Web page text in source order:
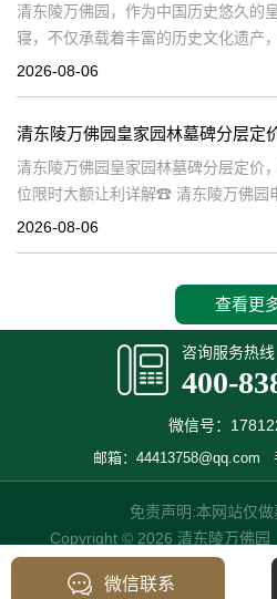
清东陵万佛园，作为中国历史悠久的
寝，不仅承载着丰富的历史文化遗产
们缅怀先人、寄托哀思的重要场所。近
清
2026-08-06
清东陵万佛园皇家园林墓碑分层定价
位限时大额让利详解☎ 清东陵万佛园
838-5063清东陵万佛园，作为中国历
2026-08-06
查看更
咨询服务热线
400-
微信号：
邮箱：44413758@qq.com
免责声明:本网站仅
Copyright © 2026 清东陵万佛园
微信联系